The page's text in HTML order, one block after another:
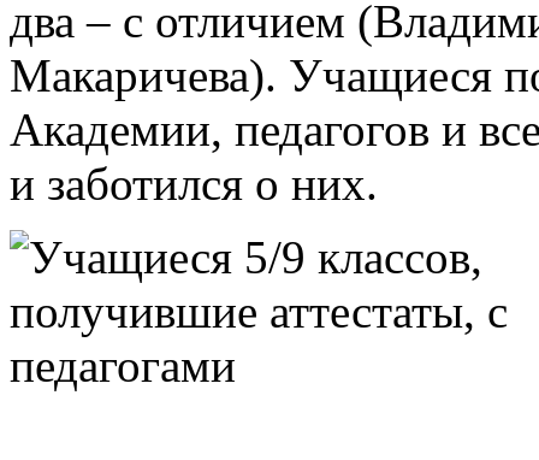
два – с отличием
Макаричева). Учащиеся
Академии, педагогов и
и заботился о них.